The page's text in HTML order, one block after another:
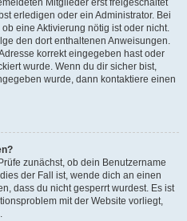
Mitglieder erst freigeschaltet
erledigen oder ein Administrator. Bei
eine Aktivierung nötig ist oder nicht.
den dort enthaltenen Anweisungen.
korrekt eingegeben hast oder
wurde. Wenn du dir sicher bist,
wurde, dann kontaktiere einen
zunächst, ob dein Benutzername
der Fall ist, wende dich an einen
dass du nicht gesperrt wurdest. Es ist
mit der Website vorliegt,